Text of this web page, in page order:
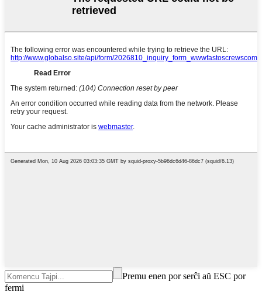
Premu enen por serĉi aŭ ESC por
fermi